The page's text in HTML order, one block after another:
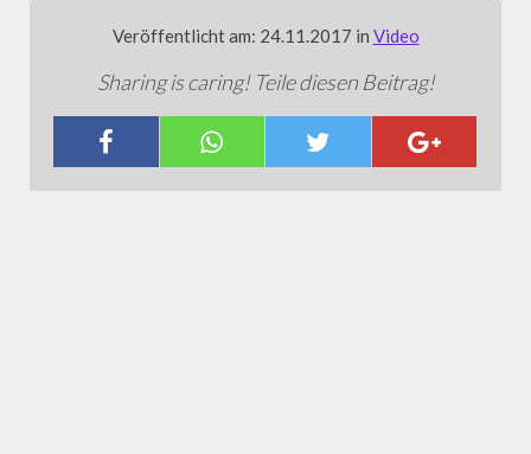
Veröffentlicht am: 24.11.2017 in Video
Sharing is caring! Teile diesen Beitrag!